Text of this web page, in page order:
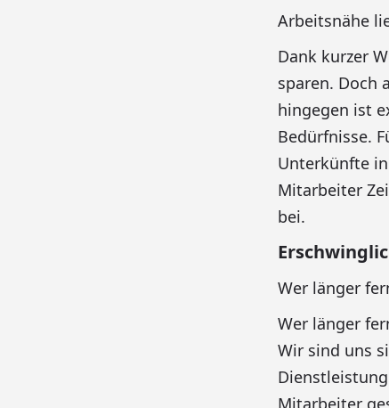
Arbeitsnähe
Dank kurzer
sparen. Doch
hingegen ist
Bedürfnisse.
Unterkünfte
Mitarbeiter
bei.
Wer länger
Wer länger
Wir sind uns
Mitarbeiter